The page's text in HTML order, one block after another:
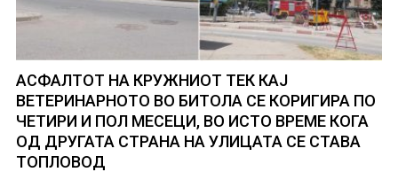
АСФАЛТОТ НА КРУЖНИОТ ТЕК КАЈ
ВЕТЕРИНАРНОТО ВО БИТОЛА СЕ КОРИГИРА ПО
ЧЕТИРИ И ПОЛ МЕСЕЦИ, ВО ИСТО ВРЕМЕ КОГА
ОД ДРУГАТА СТРАНА НА УЛИЦАТА СЕ СТАВА
ТОПЛОВОД